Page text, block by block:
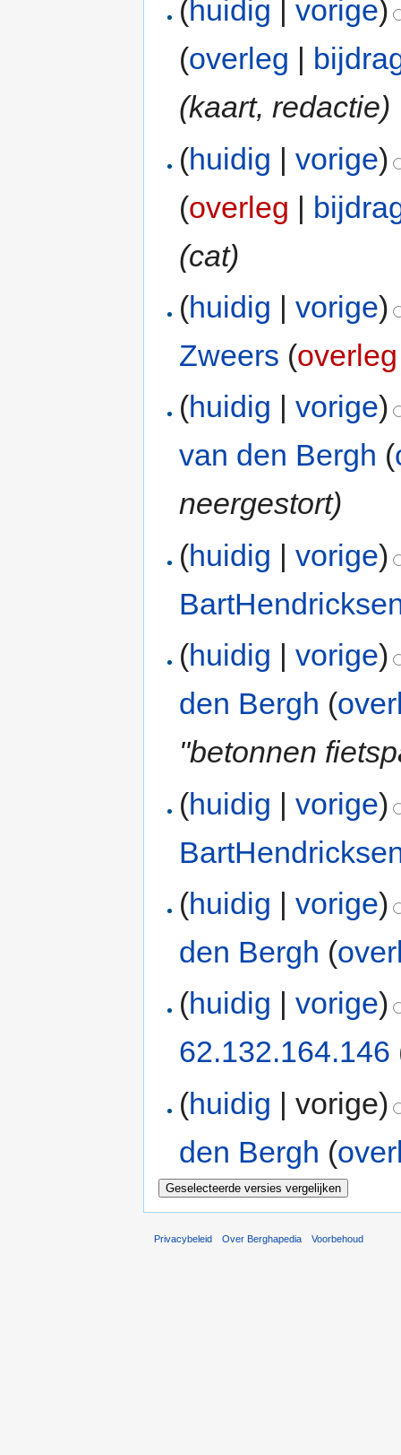
(huidig |vorige)
(overleg |
(kaart, redactie)
(huidig |vorige)
(overleg |
(cat)
(huidig |vorige)
Zweers (overleg
(huidig |vorige)
van den Bergh (
neergestort)
(huidig |vorige)
(huidig |vorige)
den Bergh (
"betonnen
(huidig |vorige)
(huidig |vorige)
den Bergh (
(huidig |vorige)
62.132.164.146
(huidig | vorige)
den Bergh (
Privacybeleid Over Berghapedia Voorbehoud